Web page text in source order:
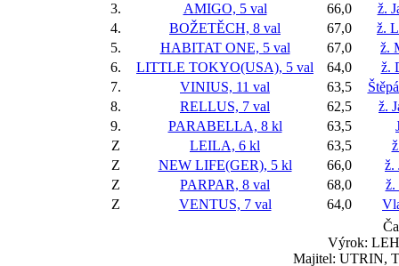
3.
AMIGO, 5 val 66,0
ž.
4.
BOŽETĚCH, 8 val 67,0
ž.
5.
HABITAT ONE, 5 val 67,0
ž.
6.
LITTLE TOKYO(USA), 5 val 64,0
ž.
7.
VINIUS, 11 val 63,5
8.
RELLUS, 7 val 62,5
ž.
9.
PARABELLA, 8 kl 63,5
Z
LEILA, 6 kl 63,5
Z
NEW LIFE(GER), 5 kl 66,0
ž.
Z
PARPAR, 8 val 68,0
ž.
Z
VENTUS, 7 val 64,0
Výrok:
Majitel: UTRIN,